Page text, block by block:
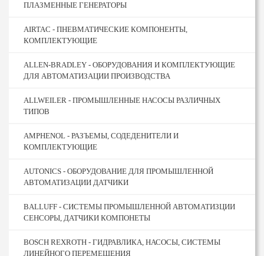
ПЛАЗМЕННЫЕ ГЕНЕРАТОРЫ
AIRTAC - ПНЕВМАТИЧЕСКИЕ КОМПОНЕНТЫ,
КОМПЛЕКТУЮЩИЕ
ALLEN-BRADLEY - ОБОРУДОВАНИЯ И КОМПЛЕКТУЮЩИЕ
ДЛЯ АВТОМАТИЗАЦИИ ПРОИЗВОДСТВА
ALLWEILER - ПРОМЫШЛЕННЫЕ НАСОСЫ РАЗЛИЧНЫХ
ТИПОВ
AMPHENOL - РАЗЪЕМЫ, СОДЕДЕНИТЕЛИ И
КОМПЛЕКТУЮЩИЕ
AUTONICS - ОБОРУДОВАНИЕ ДЛЯ ПРОМЫШЛЕННОЙ
АВТОМАТИЗАЦИИ ДАТЧИКИ
BALLUFF - СИСТЕМЫ ПРОМЫШЛЕННОЙ АВТОМАТИЗЦИИ
СЕНСОРЫ, ДАТЧИКИ КОМПОНЕТЫ
BOSCH REXROTH - ГИДРАВЛИКА, НАСОСЫ, СИСТЕМЫ
ЛИНЕЙНОГО ПЕРЕМЕЩЕНИЯ